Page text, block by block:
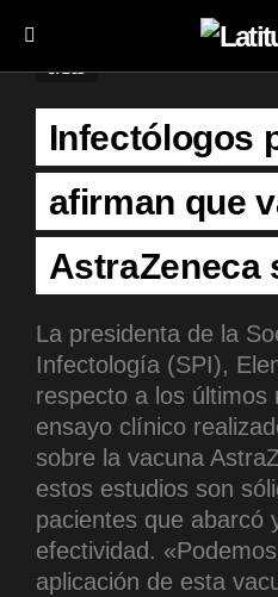
SALUD
Infectólogos
afirman que
AstraZeneca
La presidenta de la
Infectología (SPI),
respecto a los últimos
ensayo clínico
sobre la vacuna
estos estudios son
pacientes que abarcó
efectividad.
aplicación de esta